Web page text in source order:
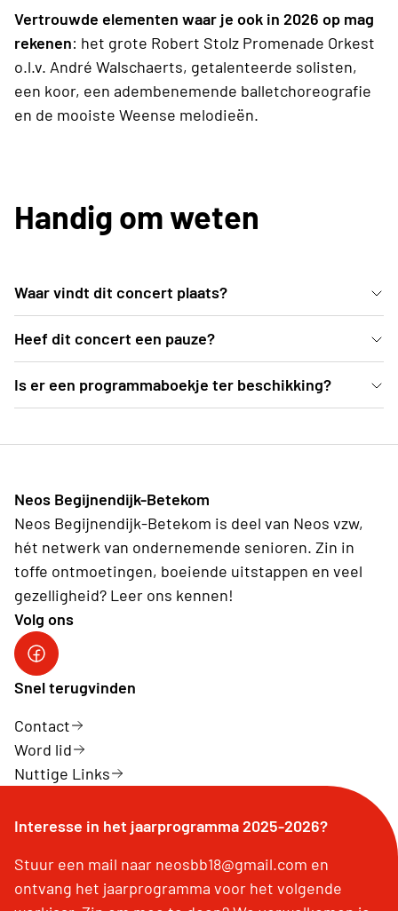
Vertrouwde elementen waar je ook in 2026 op mag
rekenen: het grote Robert Stolz Promenade Orkest
o.l.v. André Walschaerts, getalenteerde solisten,
een koor, een adembenemende balletchoreografie
en de mooiste Weense melodieën.
Handig om weten
Waar vindt dit concert plaats?
In de mooie blauwe zaal van deSingel kan je vanuit
comfortabele zetels genieten van dit Weense
concert.
Heef dit concert een pauze?
Ja, er is een pauze voorzien van een 25-tal minuten
Is er een programmaboekje ter beschikking?
Neos Begijnendijk-Betekom
Neos Begijnendijk-Betekom is deel van Neos vzw,
hét netwerk van ondernemende senioren. Zin in
toffe ontmoetingen, boeiende uitstappen en veel
gezelligheid? Leer ons kennen!
Volg ons
facebookgroep
Snel terugvinden
Contact
Word lid
Nuttige Links
Interesse in het jaarprogramma 2025-2026?
Stuur een mail naar neosbb18@gmail.com en
ontvang het jaarprogramma voor het volgende